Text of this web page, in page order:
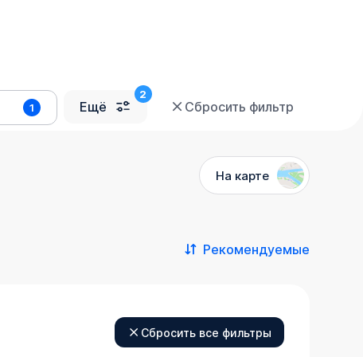
1 Ещё Сбросить фильтр
На карте
Рекомендуемые
Сбросить все фильтры